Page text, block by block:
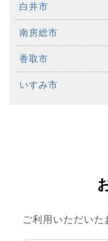
白井市
南房総市
香取市
いすみ市
ご利用いただいた